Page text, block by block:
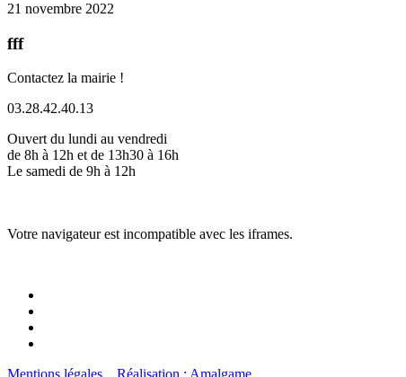
21 novembre 2022
fff
Contactez la mairie !
03.28.42.40.13
Ouvert du lundi au vendredi
de 8h à 12h et de 13h30 à 16h
Le samedi de 9h à 12h
Votre navigateur est incompatible avec les iframes.